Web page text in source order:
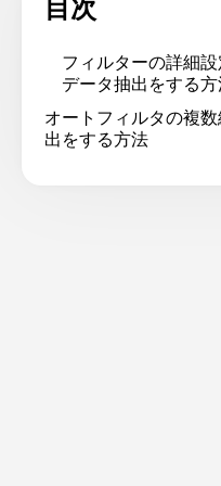
目次
フィルターの詳細
データ抽出をする方
オートフィルタの複
出をする方法